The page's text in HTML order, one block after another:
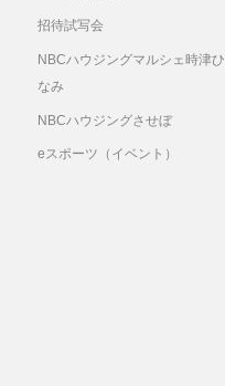
招待試写会
NBCハウジングマルシェ時津ひ
なみ
NBCハウジングさせぼ
eスポーツ（イベント）